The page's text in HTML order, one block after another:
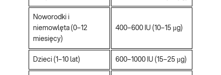
Noworodki i
niemowlęta (0–12
miesięcy)
400–600 IU (10–15 µg)
Dzieci (1–10 lat) 600–1000 IU (15–25 µg)